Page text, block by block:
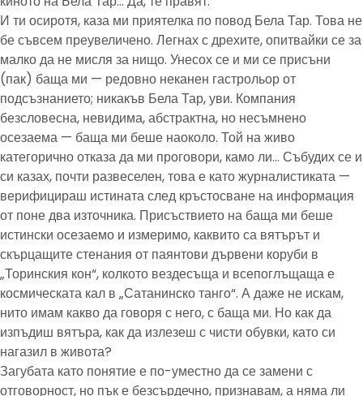
И ти осиротя, каза ми приятелка по повод Бела Тар. Това не
бе съвсем преувеличено. Легнах с дрехите, опитвайки се за
малко да не мисля за нищо. Унесох се и ми се присъни
(пак) баща ми — редовно неканен гастрольор от
подсъзнанието; никакъв Бела Тар, уви. Компания
безсловесна, невидима, абстрактна, но несъмнено
осезаема — баща ми беше наоколо. Той на живо
категорично отказа да ми проговори, камо ли… Събудих се и
си казах, почти развеселен, това е като журналистиката —
верифицираш истината след кръстосване на информация
от поне два източника. Присъствието на баща ми беше
истински осезаемо и измеримо, каквито са вятърът и
скърцащите стенания от паянтови дървени коруби в
„Торинския кон“, колкото вездесъща и всепоглъщаща е
космическата кал в „Сатанинско танго“. А даже не искам,
нито имам какво да говоря с него, с баща ми. Но как да
изпъдиш вятъра, как да излезеш с чисти обувки, като си
нагазил в живота?
Загубата като понятие е по-уместно да се замени с
отговорност, но пък е безсърдечно, признавам, а няма ли